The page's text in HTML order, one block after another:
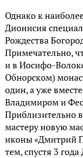
Однако к
Дионисия
Рождества
Примечательно,
и в Иосифо-
Обнорском)
один, а уже
Владимиром и
Приблизительно
мастеру новую
иконы «Дмитрий
тем, спустя 3